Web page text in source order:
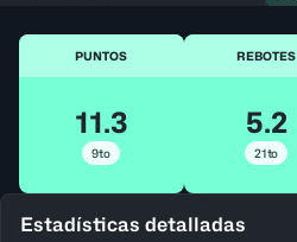
PUNTOS
11.3
9to
REBOTES
5.2
21to
Estadísticas detalladas